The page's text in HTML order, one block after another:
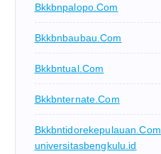
Bkkbnpalopo.com
Bkkbnbaubau.com
Bkkbntual.com
Bkkbnternate.com
Bkkbntidorekepulauan.com
universitasbengkulu.id